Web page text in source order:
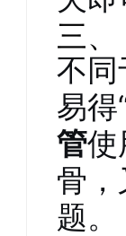
三
不同
易得
管使
骨，
题。